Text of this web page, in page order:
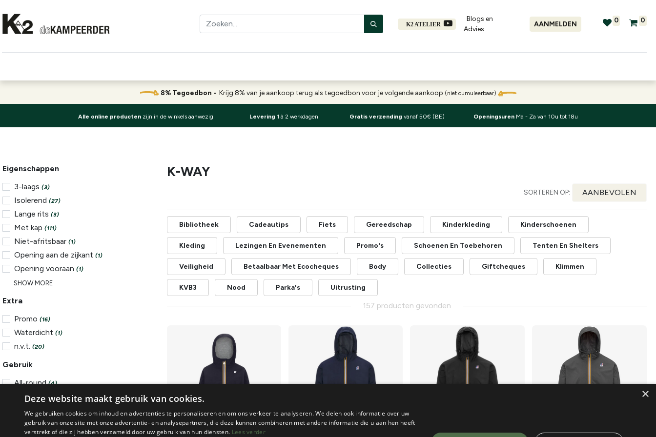
K2 ATELIER
Blogs en
Advies​
AANMELDEN 0 0
8% Tegoedbon - Krijg 8% van je aankoop terug als tegoedbon voor je volgende aankoop (niet cumuleerbaar)
Alle online producten zijn in de winkels aanwezig Levering 1 à 2 werkdagen Gratis verzending vanaf 50€ (BE) Openingsuren Ma - Za van 10u tot 18u
Eigenschappen
3-laags (3)
Isolerend (27)
Lange rits (3)
Met kap (111)
Niet-afritsbaar (1)
Opening aan de zijkant (1)
Opening vooraan (1)
SHOW MORE
Extra
Promo (16)
Waterdicht (1)
n.v.t. (20)
Gebruik
All-round (4)
Alpinisme (2)
Fietsen (1)
Ski & Tourski (3)
K-WAY
SORTEREN OP: AANBEVOLEN
Bibliotheek Cadeautips Fiets Gereedschap Kinderkleding Kinderschoenen
Kleding Lezingen En Evenementen Promo's Schoenen En Toebehoren Tenten En Shelters
Veiligheid Betaalbaar Met Ecocheques Body Collecties Giftcheques Klimmen
KVB3 Nood Parka's Uitrusting
157 producten gevonden
×
Deze website maakt gebruik van cookies.
We gebruiken cookies om inhoud en advertenties te personaliseren en om ons verkeer te analyseren. We delen ook informatie over uw
gebruik van onze site met onze advertentie- en analysepartners, die deze kunnen combineren met andere informatie die u aan hen heeft
verstrekt of die zij hebben verzameld door uw gebruik van hun diensten. Lees verder